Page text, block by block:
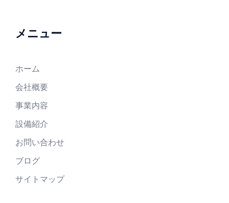
メニュー
ホーム
会社概要
事業内容
設備紹介
お問い合わせ
ブログ
サイトマップ